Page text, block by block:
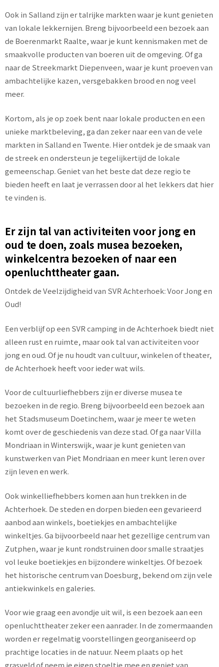
Ook in Salland zijn er talrijke markten waar je kunt genieten
van lokale lekkernijen. Breng bijvoorbeeld een bezoek aan
de Boerenmarkt Raalte, waar je kunt kennismaken met de
smaakvolle producten van boeren uit de omgeving. Of ga
naar de Streekmarkt Diepenveen, waar je kunt proeven van
ambachtelijke kazen, versgebakken brood en nog veel
meer.
Kortom, als je op zoek bent naar lokale producten en een
unieke marktbeleving, ga dan zeker naar een van de vele
markten in Salland en Twente. Hier ontdek je de smaak van
de streek en ondersteun je tegelijkertijd de lokale
gemeenschap. Geniet van het beste dat deze regio te
bieden heeft en laat je verrassen door al het lekkers dat hier
te vinden is.
Er zijn tal van activiteiten voor jong en
oud te doen, zoals musea bezoeken,
winkelcentra bezoeken of naar een
openluchttheater gaan.
Ontdek de Veelzijdigheid van SVR Achterhoek: Voor Jong en
Oud!
Een verblijf op een SVR camping in de Achterhoek biedt niet
alleen rust en ruimte, maar ook tal van activiteiten voor
jong en oud. Of je nu houdt van cultuur, winkelen of theater,
de Achterhoek heeft voor ieder wat wils.
Voor de cultuurliefhebbers zijn er diverse musea te
bezoeken in de regio. Breng bijvoorbeeld een bezoek aan
het Stadsmuseum Doetinchem, waar je meer te weten
komt over de geschiedenis van deze stad. Of ga naar Villa
Mondriaan in Winterswijk, waar je kunt genieten van
kunstwerken van Piet Mondriaan en meer kunt leren over
zijn leven en werk.
Ook winkelliefhebbers komen aan hun trekken in de
Achterhoek. De steden en dorpen bieden een gevarieerd
aanbod aan winkels, boetiekjes en ambachtelijke
winkeltjes. Ga bijvoorbeeld naar het gezellige centrum van
Zutphen, waar je kunt rondstruinen door smalle straatjes
vol leuke boetiekjes en bijzondere winkeltjes. Of bezoek
het historische centrum van Doesburg, bekend om zijn vele
antiekwinkels en galeries.
Voor wie graag een avondje uit wil, is een bezoek aan een
openluchttheater zeker een aanrader. In de zomermaanden
worden er regelmatig voorstellingen georganiseerd op
prachtige locaties in de natuur. Neem plaats op het
grasveld of neem je eigen stoeltje mee en geniet van